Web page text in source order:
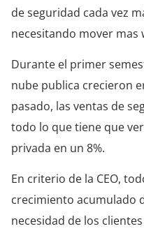
de seguridad cada vez
necesitando mover mas
Durante el primer
nube publica crecieron
pasado, las ventas de
todo lo que tiene que
privada en un 8%.
En criterio de la CEO,
crecimiento acumulado
necesidad de los